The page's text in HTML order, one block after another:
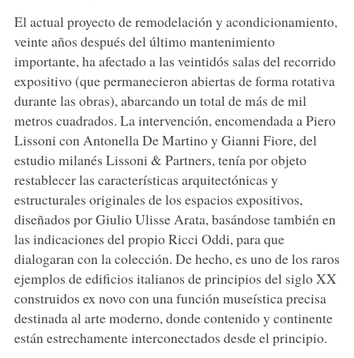
El actual proyecto de remodelación y acondicionamiento,
veinte años después del último mantenimiento
importante, ha afectado a las veintidós salas del recorrido
expositivo (que permanecieron abiertas de forma rotativa
durante las obras), abarcando un total de más de mil
metros cuadrados. La intervención, encomendada a Piero
Lissoni con Antonella De Martino y Gianni Fiore, del
estudio milanés Lissoni & Partners, tenía por objeto
restablecer las características arquitectónicas y
estructurales originales de los espacios expositivos,
diseñados por Giulio Ulisse Arata, basándose también en
las indicaciones del propio Ricci Oddi, para que
dialogaran con la colección. De hecho, es uno de los raros
ejemplos de edificios italianos de principios del siglo XX
construidos ex novo con una función museística precisa
destinada al arte moderno, donde contenido y continente
están estrechamente interconectados desde el principio.